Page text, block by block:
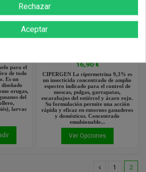
para el
de todo
Es un
orugas,
del
larvas
16,90 €
CIPERGEN La cipermetrina 9,3% es
un insecticida concentrado de amplio
espectro indicado para el control de
moscas, pulgas, garrapatas,
escarabajos del estiércol y ácaro rojo.
Su formulación permite una acción
rápida y eficaz en entornos ganaderos
y domésticos. Concentrado
emulsionable...
Ver Opciones
1 2
Rechazar
Aceptar